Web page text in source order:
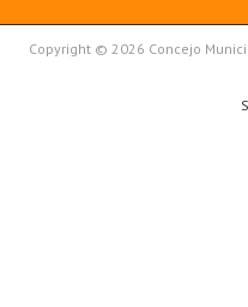
Copyright © 2026 Concejo